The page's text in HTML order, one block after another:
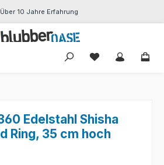
Über 10 Jahre Erfahrung
Du hast 0
Edelstahl Shisha
Ring, 35 cm hoch